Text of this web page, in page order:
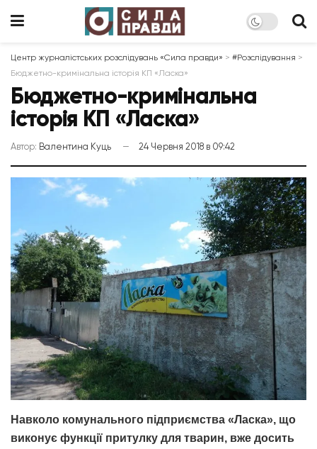
Центр журналістських розслідувань «Сила правди» > #Розслідування >
Бюджетно-кримінальна історія КП «Ласка»
Бюджетно-кримінальна
історія КП «Ласка»
Автор: Валентина Куць 24 Червня 2018 в 09:42
Навколо комунального підприємства «Ласка», що
виконує функції притулку для тварин, вже досить